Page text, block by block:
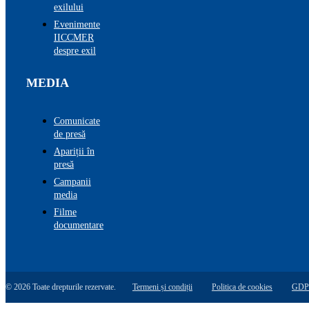
exilului
Evenimente
IICCMER
despre exil
MEDIA
Comunicate
de presă
Apariții în
presă
Campanii
media
Filme
documentare
© 2026 Toate drepturile rezervate. Termeni și condiții Politica de cookies